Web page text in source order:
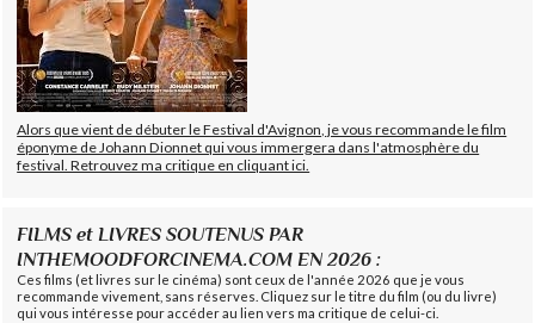
Alors que vient de débuter le Festival d'Avignon, je vous recommande le film
éponyme de Johann Dionnet qui vous immergera dans l'atmosphère du
festival. Retrouvez ma critique en cliquant ici.
FILMS et LIVRES SOUTENUS PAR
INTHEMOODFORCINEMA.COM EN 2026 :
Ces films (et livres sur le cinéma) sont ceux de l'année 2026 que je vous
recommande vivement, sans réserves. Cliquez sur le titre du film (ou du livre)
qui vous intéresse pour accéder au lien vers ma critique de celui-ci.